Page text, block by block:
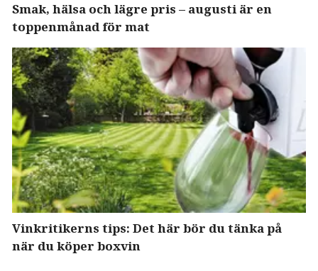
Smak, hälsa och lägre pris – augusti är en
toppenmånad för mat
Vinkritikerns tips: Det här bör du tänka på
när du köper boxvin